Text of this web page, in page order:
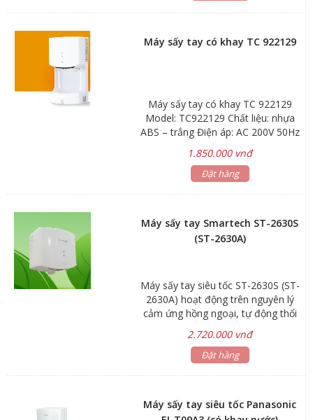
Máy sấy tay có khay TC 922129
Máy sấy tay có khay TC 922129
Model: TC922129 Chất liệu: nhựa
ABS – trắng Điện áp: AC 200V 50Hz
Công suất: 1000w Tốc độ gió:
100m/s Dòng điện: 4A Lớp chống
thấm: 1PX1 Lưu lượng gió: 90m3/h
1.850.000 vnđ
Đặt hàng
Máy sấy tay Smartech ST-2630S
(ST-2630A)
Máy sấy tay siêu tốc ST-2630S (ST-
2630A) hoạt động trên nguyên lý
cảm ứng hồng ngoại, tự động thổi
khí làm khô tay khi người dùng đưa
tay vào vùng cảm ứng và tự ngắt
khi người dùng đưa tay ra. Thiết bị
sạch khí thổi ra, đảm bảo vệ sinh
khi sử dụng. Máy sấy tay siêu tốc
2.720.000 vnđ
Đặt hàng
Máy sấy tay siêu tốc Panasonic